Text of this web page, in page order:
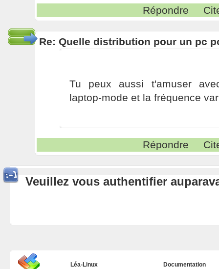
Répondre
Re: Quelle distribution pour un pc
Tu peux aussi t'amuser
laptop-mode et la fréquence
Répondre
Veuillez vous authentifier
Léa-Linux
Documentation